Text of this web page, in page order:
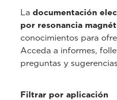
La documentación
por resonancia
conocimientos para
Acceda a informes,
preguntas y
Filtrar por aplicación